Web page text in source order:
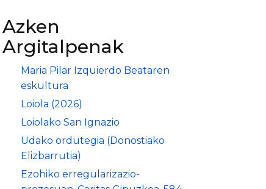
Azken
Argitalpenak
Maria Pilar Izquierdo Beataren
eskultura
Loiola (2026)
Loiolako San Ignazio
Udako ordutegia (Donostiako
Elizbarrutia)
Ezohiko erregularizazio-